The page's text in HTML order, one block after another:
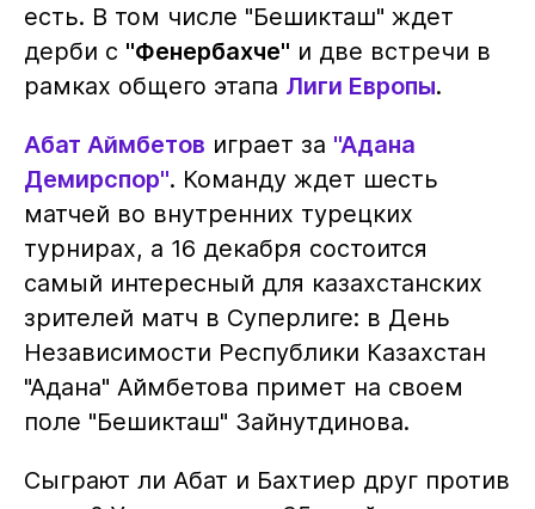
есть. В том числе "Бешикташ" ждет
дерби с "Фенербахче" и две встречи в
рамках общего этапа Лиги Европы.
Абат Аймбетов играет за "Адана
Демирспор". Команду ждет шесть
матчей во внутренних турецких
турнирах, а 16 декабря состоится
самый интересный для казахстанских
зрителей матч в Суперлиге: в День
Независимости Республики Казахстан
"Адана" Аймбетова примет на своем
поле "Бешикташ" Зайнутдинова.
Сыграют ли Абат и Бахтиер друг против